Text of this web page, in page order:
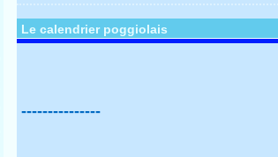
Le calendrier poggiolais
---------------